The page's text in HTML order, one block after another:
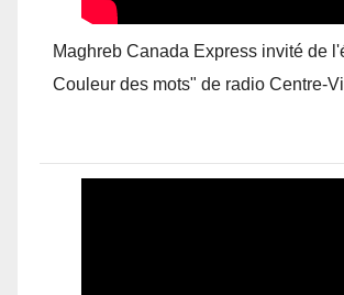
Maghreb Canada Express invité de
Couleur des mots" de radio Centre-